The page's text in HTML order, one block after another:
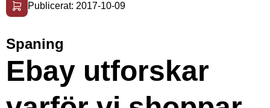
Publicerat: 2017-10-09
Spaning
Ebay utforskar